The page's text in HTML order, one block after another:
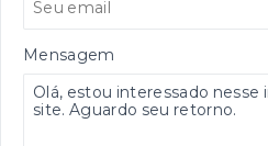
Mensagem